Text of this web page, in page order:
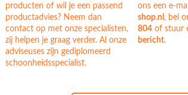
producten of wil je een passend
productadvies? Neem dan
contact op met onze specialisten,
zij helpen je graag verder. Al onze
adviseuses zijn gediplomeerd
schoonheidsspecialist.
ons een e-
shop.nl, bel
804 of stuur
bericht.